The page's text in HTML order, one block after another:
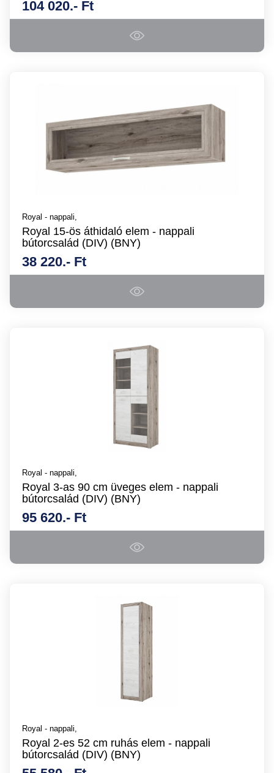
104 020.- Ft
Royal - nappali,
Royal 15-ös áthidaló elem - nappali
bútorcsalád (DIV) (BNY)
38 220.- Ft
Royal - nappali,
Royal 3-as 90 cm üveges elem - nappali
bútorcsalád (DIV) (BNY)
95 620.- Ft
Royal - nappali,
Royal 2-es 52 cm ruhás elem - nappali
bútorcsalád (DIV) (BNY)